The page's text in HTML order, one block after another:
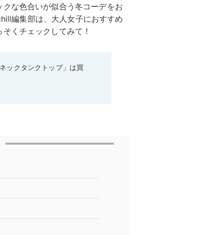
な色合いが似合う冬コーデをお
編集部は、大人女子におすすめ
くチェックしてみて！
ックタンクトップ」は買